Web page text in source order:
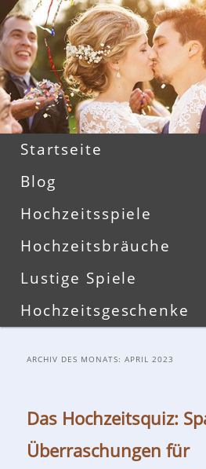
primären
Inhalt
springen
sekundären
Inhalt
springen
Hauptmenü
Startseite
Blog
Hochzeitsspiele
Hochzeitsbräuche
Lustige Spiele
Hochzeitsgeschenke
ARCHIV DES MONATS:APRIL 2023
Das Hochzeitsquiz:
Überraschungen für